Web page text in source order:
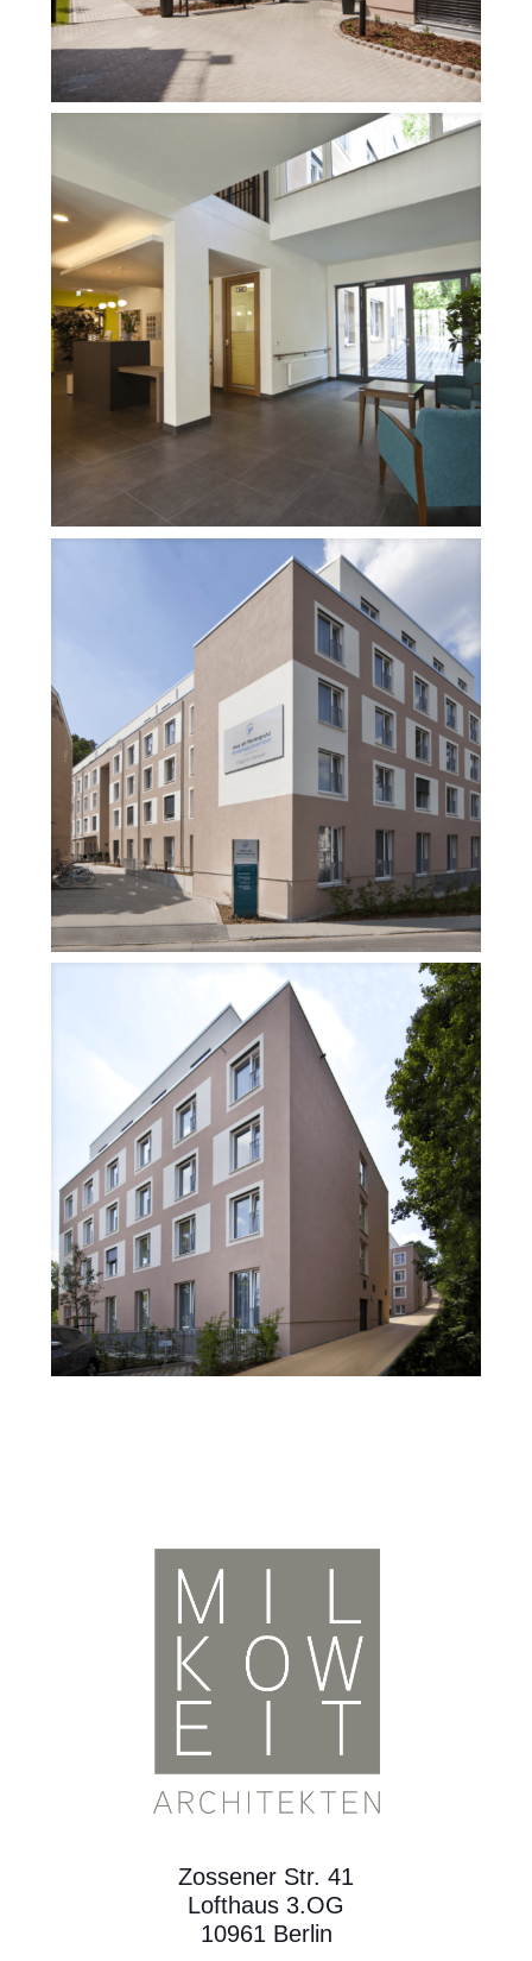
Zossener Str. 41
Lofthaus 3.OG
10961 Berlin